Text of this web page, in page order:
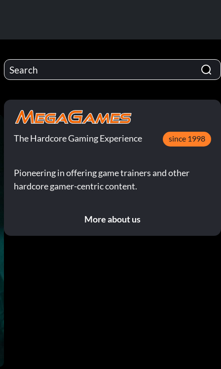
The Hardcore Gaming Experience since 1998
Pioneering in offering game trainers and other
hardcore gamer-centric content.
More about us